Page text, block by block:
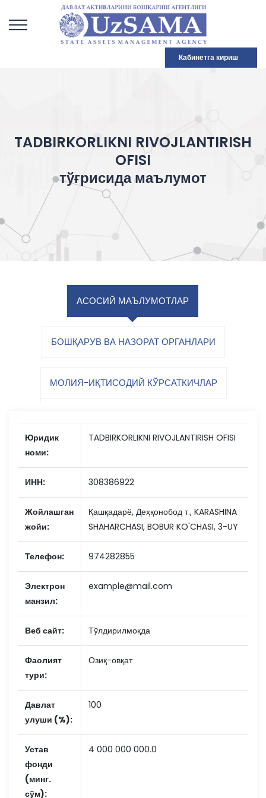
Кабинетга кириш
TADBIRKORLIKNI RIVOJLANTIRISH
OFISI
тўғрисида маълумот
АСОСИЙ МАЪЛУМОТЛАР
БОШҚАРУВ ВА НАЗОРАТ ОРГАНЛАРИ
МОЛИЯ-ИҚТИСОДИЙ КЎРСАТКИЧЛАР
Юридик
номи:
TADBIRKORLIKNI RIVOJLANTIRISH OFISI
ИНН: 308386922
Жойлашган
жойи:
Қашқадарё, Деҳқонобод т., KARASHINA
SHAHARCHASI, BOBUR KO'CHASI, 3-UY
Телефон: 974282855
Электрон
манзил:
example@mail.com
Веб сайт: Тўлдирилмоқда
Фаолият
тури:
Озиқ-овқат
Давлат
улуши (%):
100
Устав
фонди
(минг.
сўм):
4 000 000 000.0